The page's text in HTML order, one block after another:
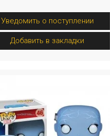
Уведомить о поступлении
Добавить в закладки